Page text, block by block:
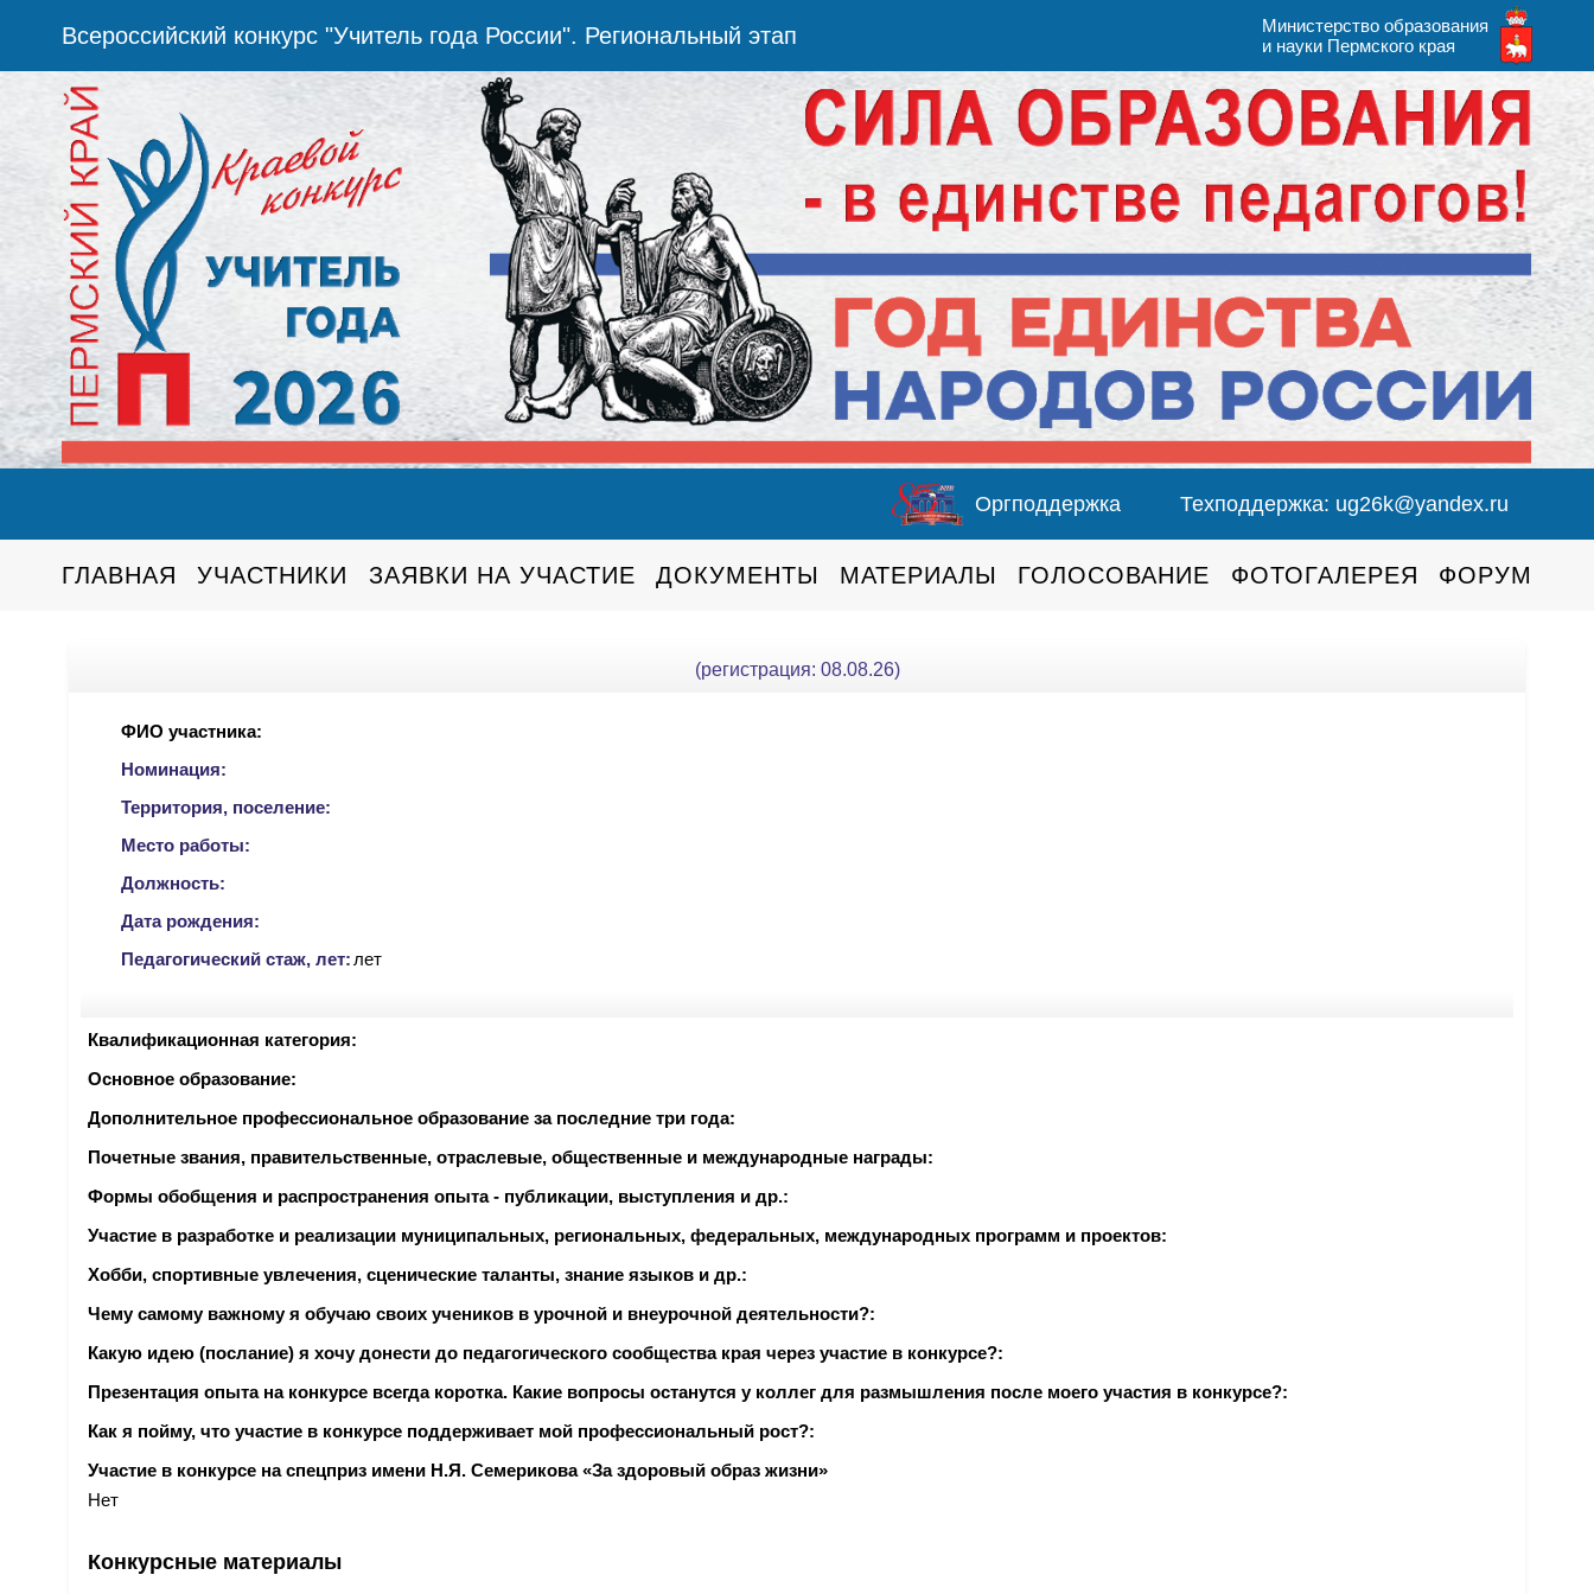
Всероссийский конкурс "Учитель года России". Региональный этап
Министерство образования
и науки Пермского края
Оргподдержка Техподдержка: ug26k@yandex.ru
ГЛАВНАЯ УЧАСТНИКИ ЗАЯВКИ НА УЧАСТИЕ ДОКУМЕНТЫ МАТЕРИАЛЫ ГОЛОСОВАНИЕ ФОТОГАЛЕРЕЯ ФОРУМ
(регистрация: 08.08.26)
ФИО участника:
Номинация:
Территория, поселение:
Место работы:
Должность:
Дата рождения:
Педагогический стаж, лет: лет
Квалификационная категория:
Основное образование:
Дополнительное профессиональное образование за последние три года:
Почетные звания, правительственные, отраслевые, общественные и международные награды:
Формы обобщения и распространения опыта - публикации, выступления и др.:
Участие в разработке и реализации муниципальных, региональных, федеральных, международных программ и проектов:
Хобби, спортивные увлечения, сценические таланты, знание языков и др.:
Чему самому важному я обучаю своих учеников в урочной и внеурочной деятельности?:
Какую идею (послание) я хочу донести до педагогического сообщества края через участие в конкурсе?:
Презентация опыта на конкурсе всегда коротка. Какие вопросы останутся у коллег для размышления после моего участия в конкурсе?:
Как я пойму, что участие в конкурсе поддерживает мой профессиональный рост?:
Участие в конкурсе на спецприз имени Н.Я. Семерикова «За здоровый образ жизни»
Нет
Конкурсные материалы